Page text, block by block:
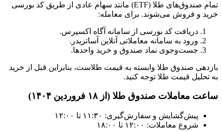
تمام صندوق‌های طلا (ETF) مانند سهام عادی از طریق کد بورسی
خرید و فروش می‌شوند. برای معامله:
دریافت کد بورسی از سامانه آگاه اکسپرس.
ورود به سامانه معاملاتی آنلاین آساتریدر.
جست‌وجوی نماد صندوق و خرید واحدها.
بازدهی صندوق طلا وابسته به قیمت طلاست، بنابراین قبل از خرید
به تحلیل قیمت طلا توجه کنید.
ساعت معاملات صندوق طلا (از ۱۸ فروردین ۱۴۰۴)
پیش‌گشایش و سفارش‌گیری: ۱۱:۳۰ تا ۱۲:۰۰
شروع معاملات: ۱۲:۰۰ تا ۱۸:۰۰